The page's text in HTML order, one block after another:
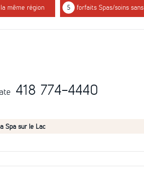
même région 5 forfaits Spas/soins sans
418 774-4440
Spa sur le Lac